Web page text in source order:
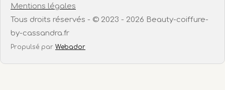
Mentions légales
Tous droits réservés - © 2023 - 2026 Beauty-coiffure-
by-cassandra.fr
Propulsé par Webador